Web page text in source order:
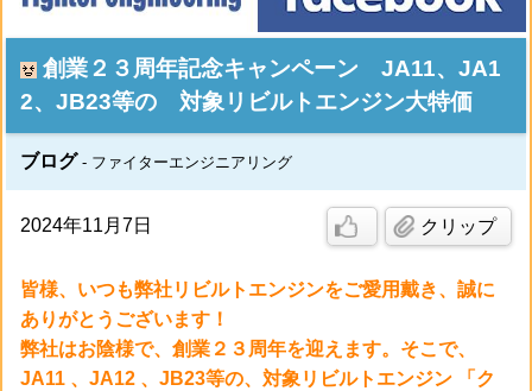
創業２３周年記念キャンペーン JA11、JA1
2、JB23等の 対象リビルトエンジン大特価
ブログ ファイターエンジニアリング
2024年11月7日 クリップ
皆様、いつも弊社リビルトエンジンをご愛用戴き、誠に
ありがとうございます！
弊社はお陰様で、創業２３周年を迎えます。そこで、
JA11 、JA12 、JB23等の、対象リビルトエンジン 「ク